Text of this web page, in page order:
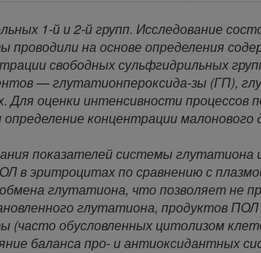
1-й и 2-й групп. Исследование
на основе определения
свободных сульфгидрильных
— глутатионпероксида-зы (ГП),
оценки интенсивности процессов
концентрации малонового
показателей системы глутатиона
в эритроцитах по сравнению с
глутатиона, что позволяет не
глутатиона, продуктов
обусловленных цитолизом
баланса про- и антиоксидантных